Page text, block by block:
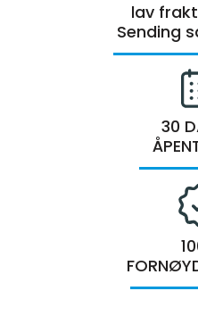
lav
Sending
30